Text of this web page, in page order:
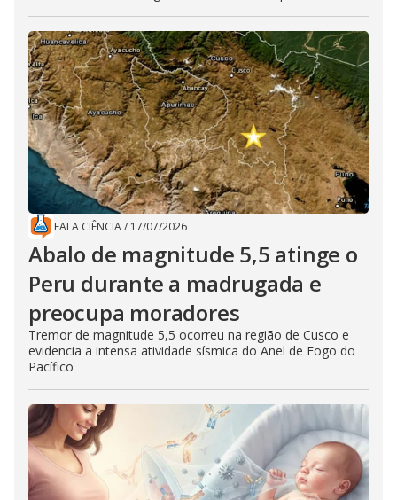
FALA CIÊNCIA/ 17/07/2026
Abalo de magnitude 5,5 atinge o
Peru durante a madrugada e
preocupa moradores
Tremor de magnitude 5,5 ocorreu na região de Cusco e
evidencia a intensa atividade sísmica do Anel de Fogo do
Pacífico